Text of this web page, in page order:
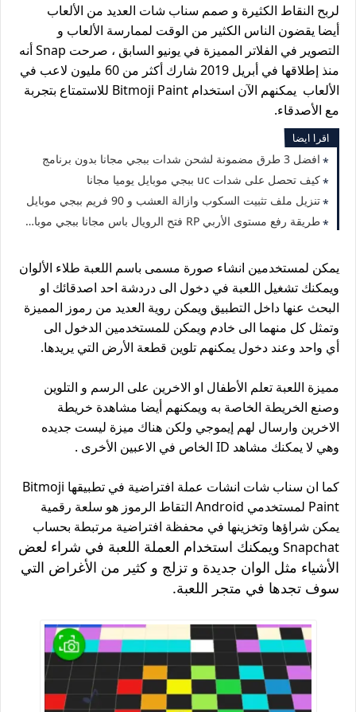
لربح النقاط الكثيرة و صمم سناب شات العديد من الألعاب
أيضا يقضون الناس الكثير من الوقت لممارسة الألعاب و
التصوير في الفلاتر المميزة في يونيو السابق ، صرحت Snap أنه
منذ إطلاقها في أبريل 2019 شارك أكثر من 60 مليون لاعب في
الألعاب يمكنهم الآن استخدام Bitmoji Paint للاستمتاع بتجربة
مع الأصدقاء.
اقرا ايضا
افضل 3 طرق مضمونة لشحن شدات ببجي مجانا بدون برنامج
كيف تحصل على شدات uc ببجي موبايل يوميا مجانا
تنزيل ملف تثبيت السكوب وازالة العشب و 90 فريم ببجي موبايل
طريقة رفع مستوى الأربي RP فتح الرويال باس مجانا ببجي موبايل Pubg Mobile
يمكن لمستخدمين انشاء صورة مسمى باسم اللعبة طلاء الألوان
ويمكنك تشغيل اللعبة في دخول الى دردشة احد اصدقائك او
البحث عنها داخل التطبيق ويمكن روية العديد من رموز المميزة
وتمثل كل منهما الى خادم ويمكن للمستخدمين الدخول الى
أي واحد وعند دخول يمكنهم تلوين قطعة الأرض التي يريدها.
مميزة اللعبة تعلم الأطفال او الاخرين على الرسم و التلوين
وصنع الخريطة الخاصة به ويمكنهم أيضا مشاهدة خريطة
الاخرين وارسال لهم إيموجي ولكن هناك ميزة ليست جديده
وهي لا يمكنك مشاهد ID الخاص في الاعبين الأخرى .
كما ان سناب شات انشات عملة افتراضية في تطبيقها Bitmoji
Paint لمستخدمي Android التقاط الرموز هو سلعة رقمية
يمكن شراؤها وتخزينها في محفظة افتراضية مرتبطة بحساب
Snapchat ويمكنك استخدام العملة اللعبة في شراء لعض
الأشياء مثل الوان جديدة و تزلج و كثير من الأغراض التي
سوف تجدها في متجر اللعبة.